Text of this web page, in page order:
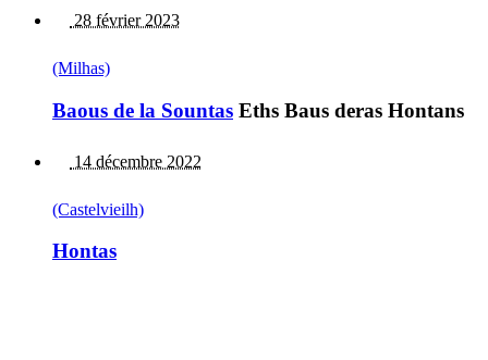
28 février 2023
(Milhas)
Baous de la Sountas Eths Baus deras Hontans
14 décembre 2022
(Castelvieilh)
Hontas